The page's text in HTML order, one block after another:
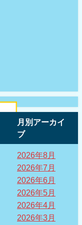
月別アーカイ
ブ
2026年8月
2026年7月
2026年6月
2026年5月
2026年4月
2026年3月